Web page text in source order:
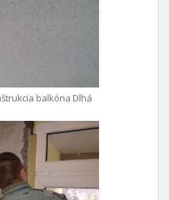
balkóna Dlhá